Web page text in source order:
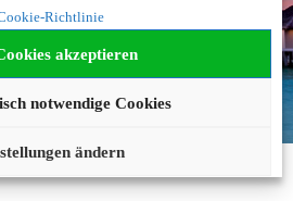
Richtlinie
akzeptieren
notwendige Cookies
ändern
Sie gerne!
- 55293573
meinereise.de